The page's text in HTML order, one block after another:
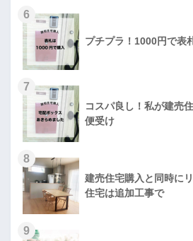
6
プチプラ！1000円で表
7
コスパ良し！私が建売
便受け
8
建売住宅購入と同時に
住宅は追加工事で
9